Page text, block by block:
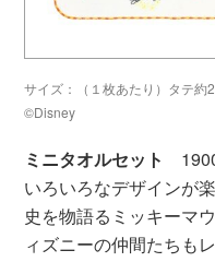
サイズ：（１枚あたり）タテ
©Disney
ミニタオルセット
いろいろなデザインが
史を物語るミッキーマ
ィズニーの仲間たちも